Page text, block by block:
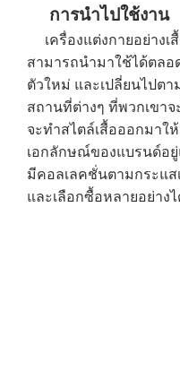
การนำไปใช้งาน
เครื่องแต่งกายอย่างเ
สามารถนำมาใช้ได้ตลอ
ตัวใหม่ และเปลี่ยนไปต
สถานที่ต่างๆ ที่พวกเขา
จะทำสไตล์เสื้อออกมา
เอกลักษณ์ของแบรนด์อ
มีคอลเลคชั่นตามกระแ
และเลือกซื้อหลายอย่า